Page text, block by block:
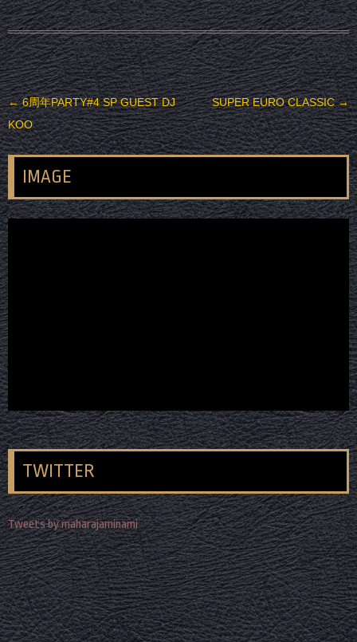
投稿ナビゲーション
←6周年PARTY#4 SP GUEST DJ
KOO
SUPER EURO CLASSIC→
IMAGE
TWITTER
Tweets by maharajaminami